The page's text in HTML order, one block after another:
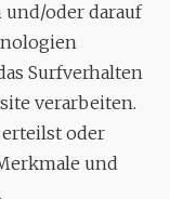
oder darauf
Surfverhalten
verarbeiten.
oder
und
1